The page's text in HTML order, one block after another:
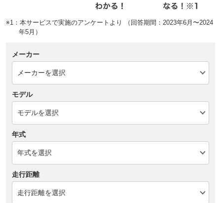
※1：本サービスで実施のアンケートより （回答期間：2023年6月〜2024
年5月）
メーカー
モデル
年式
走行距離